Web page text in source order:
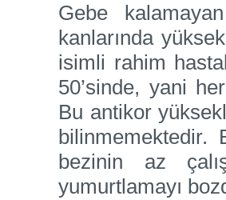
Gebe
kanlarında
isimli rahim
50’sinde, yani
Bu antikor
bilinmemektedir.
bezinin az
yumurtlamayı